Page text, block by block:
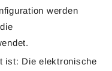
werden
ist: Die elektronische